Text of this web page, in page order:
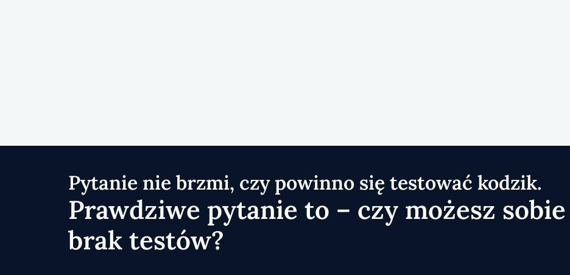
Pytanie nie brzmi, czy powinno się testować kodzik.
Prawdziwe pytanie to – czy możesz
brak testów?